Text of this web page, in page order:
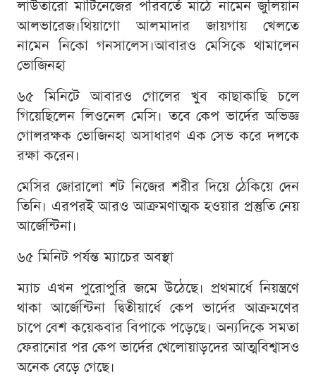
লাউতারো মার্টিনেজের পরিবর্তে মাঠে নামেন জুলিয়ান
আলভারেজ।থিয়াগো আলমাদার জায়গায় খেলতে
নামেন নিকো গনসালেস।আবারও মেসিকে থামালেন
ভোজিনহা
৬৫ মিনিটে আবারও গোলের খুব কাছাকাছি চলে
গিয়েছিলেন লিওনেল মেসি। তবে কেপ ভার্দের অভিজ্ঞ
গোলরক্ষক ভোজিনহা অসাধারণ এক সেভ করে দলকে
রক্ষা করেন।
মেসির জোরালো শট নিজের শরীর দিয়ে ঠেকিয়ে দেন
তিনি। এরপরই আরও আক্রমণাত্মক হওয়ার প্রস্তুতি নেয়
আর্জেন্টিনা।
৬৫ মিনিট পর্যন্ত ম্যাচের অবস্থা
ম্যাচ এখন পুরোপুরি জমে উঠেছে। প্রথমার্ধে নিয়ন্ত্রণে
থাকা আর্জেন্টিনা দ্বিতীয়ার্ধে কেপ ভার্দের আক্রমণের
চাপে বেশ কয়েকবার বিপাকে পড়েছে। অন্যদিকে সমতা
ফেরানোর পর কেপ ভার্দের খেলোয়াড়দের আত্মবিশ্বাসও
অনেক বেড়ে গেছে।